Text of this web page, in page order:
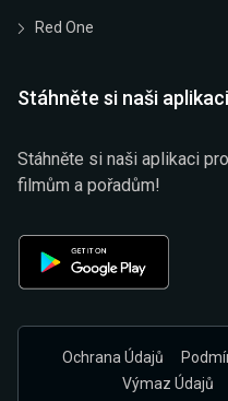
Red One
Stáhněte si naši aplikaci
Stáhněte si naši aplikaci
filmům a pořadům!
Ochrana Údajů
Výmaz Údajů